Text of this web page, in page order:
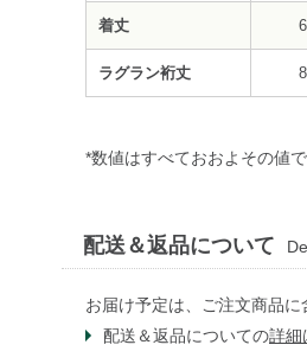
着丈
ラグラン裄丈
*数値はすべておおよその値で
配送＆返品について
お届け予定は、ご注文商品に
配送＆返品についての詳細